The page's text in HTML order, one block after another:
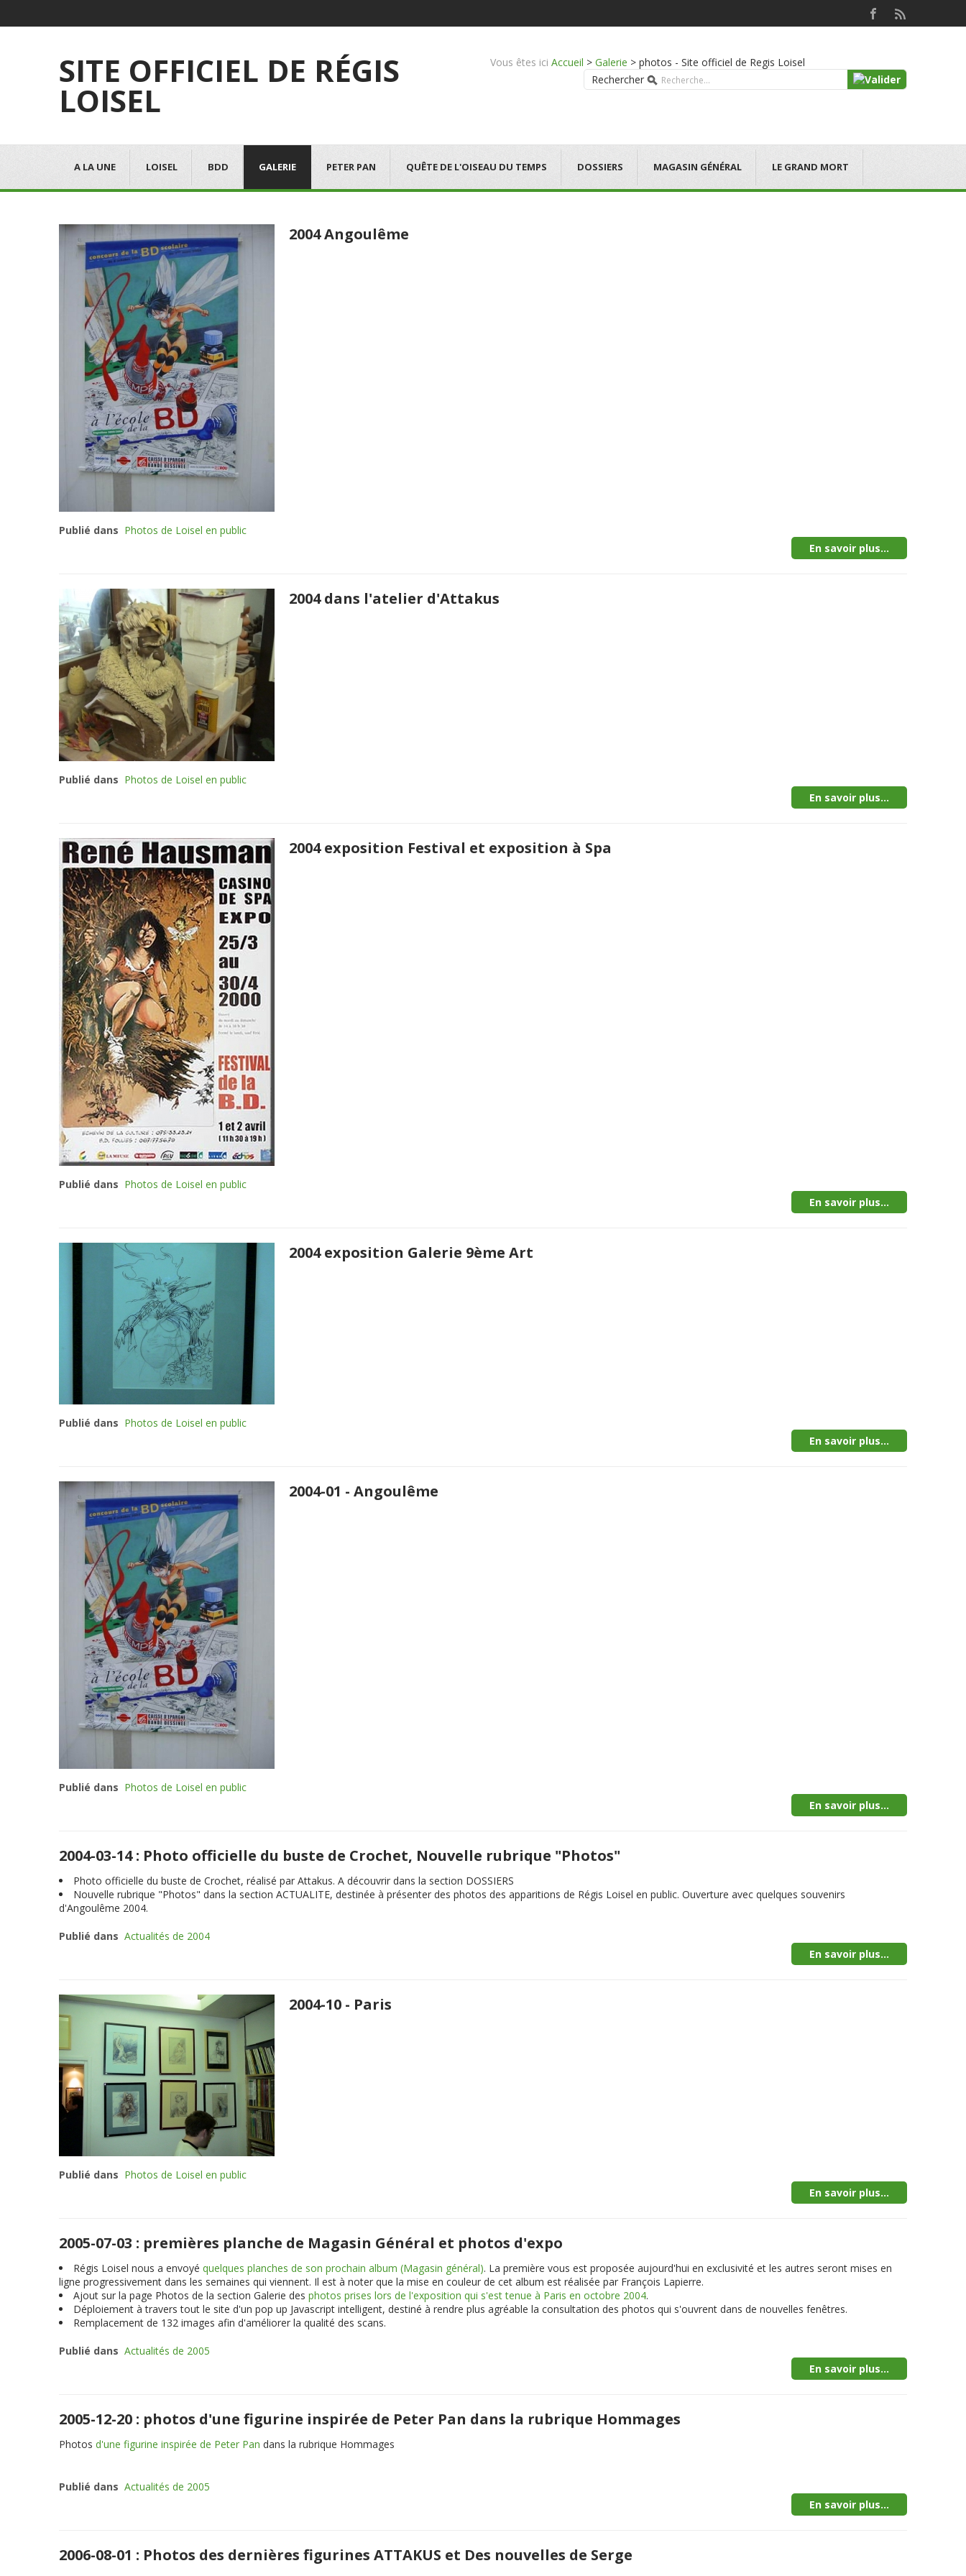
SITE OFFICIEL DE RÉGIS
LOISEL
Vous êtes ici Accueil > Galerie > photos - Site officiel de Regis Loisel
Rechercher
A LA UNE LOISEL BDD GALERIE PETER PAN QUÊTE DE L'OISEAU DU TEMPS DOSSIERS MAGASIN GÉNÉRAL LE GRAND MORT
2004 Angoulême
Publié dans Photos de Loisel en public
En savoir plus...
2004 dans l'atelier d'Attakus
Publié dans Photos de Loisel en public
En savoir plus...
2004 exposition Festival et exposition à Spa
Publié dans Photos de Loisel en public
En savoir plus...
2004 exposition Galerie 9ème Art
Publié dans Photos de Loisel en public
En savoir plus...
2004-01 - Angoulême
Publié dans Photos de Loisel en public
En savoir plus...
2004-03-14 : Photo officielle du buste de Crochet, Nouvelle rubrique "Photos"
Photo officielle du buste de Crochet, réalisé par Attakus. A découvrir dans la section DOSSIERS
Nouvelle rubrique "Photos" dans la section ACTUALITE, destinée à présenter des photos des apparitions de Régis Loisel en public. Ouverture avec quelques souvenirs
d'Angoulême 2004.
Publié dans Actualités de 2004
En savoir plus...
2004-10 - Paris
Publié dans Photos de Loisel en public
En savoir plus...
2005-07-03 : premières planche de Magasin Général et photos d'expo
Régis Loisel nous a envoyé quelques planches de son prochain album (Magasin général). La première vous est proposée aujourd'hui en exclusivité et les autres seront mises en
ligne progressivement dans les semaines qui viennent. Il est à noter que la mise en couleur de cet album est réalisée par François Lapierre.
Ajout sur la page Photos de la section Galerie des photos prises lors de l'exposition qui s'est tenue à Paris en octobre 2004.
Déploiement à travers tout le site d'un pop up Javascript intelligent, destiné à rendre plus agréable la consultation des photos qui s'ouvrent dans de nouvelles fenêtres.
Remplacement de 132 images afin d'améliorer la qualité des scans.
Publié dans Actualités de 2005
En savoir plus...
2005-12-20 : photos d'une figurine inspirée de Peter Pan dans la rubrique Hommages
Photos d'une figurine inspirée de Peter Pan dans la rubrique Hommages
Publié dans Actualités de 2005
En savoir plus...
2006-08-01 : Photos des dernières figurines ATTAKUS et Des nouvelles de Serge